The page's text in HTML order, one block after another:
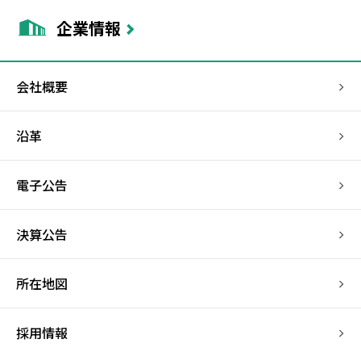
企業情報
会社概要
沿革
電子公告
決算公告
所在地図
採用情報